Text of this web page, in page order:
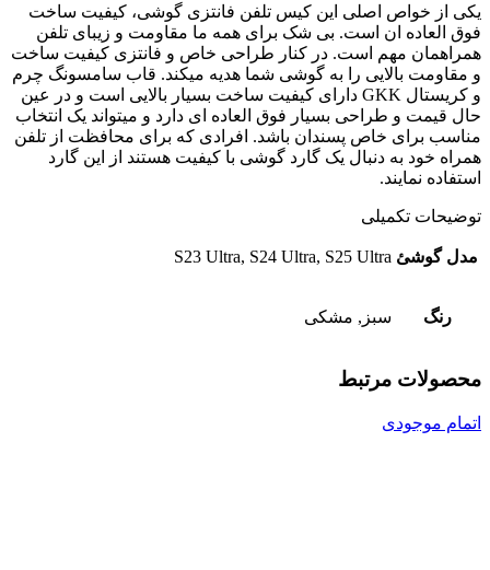
یکی از خواص اصلی این کیس تلفن فانتزی گوشی، کیفیت ساخت
فوق العاده ان است. بی شک برای همه ما مقاومت و زیبای تلفن
همراهمان مهم است. در کنار طراحی خاص و فانتزی کیفیت ساخت
و مقاومت بالایی را به گوشی شما هدیه میکند. قاب سامسونگ چرم
و کریستال GKK دارای کیفیت ساخت بسیار بالایی است و در عین
حال قیمت و طراحی بسیار فوق العاده ای دارد و میتواند یک انتخاب
مناسب برای خاص پسندان باشد. افرادی که برای محافظت از تلفن
همراه خود به دنبال یک گارد گوشی با کیفیت هستند از این گارد
استفاده نمایند.
توضیحات تکمیلی
مدل گوشئ S23 Ultra, S24 Ultra, S25 Ultra
رنگ سبز, مشکی
محصولات مرتبط
اتمام موجودی